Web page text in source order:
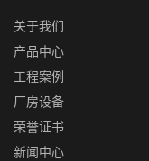
关于我们
产品中心
工程案例
厂房设备
荣誉证书
新闻中心